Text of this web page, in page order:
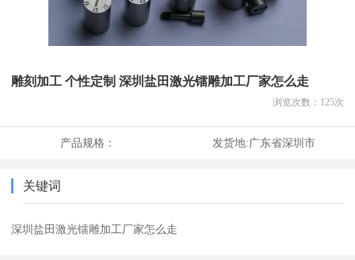
雕刻加工 个性定制 深圳盐田激光镭雕加工厂家怎么走
浏览次数： 125次
产品规格： 发货地:广东省深圳市
关键词
深圳盐田激光镭雕加工厂家怎么走